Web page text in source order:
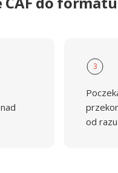
3
od